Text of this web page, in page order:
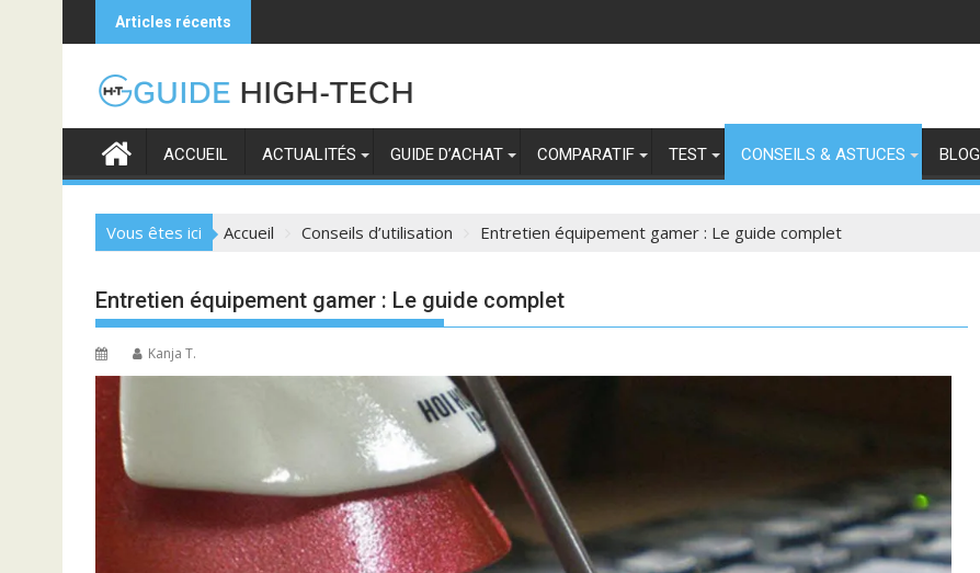
to
Articles récents
ACCUEIL ACTUALITÉS GUIDE D’ACHAT COMPARATIF TEST CONSEILS & ASTUCES BLOG
Vous êtes ici Accueil Conseils d’utilisation Entretien équipement gamer : Le guide complet
Entretien équipement gamer : Le guide complet
Kanja T.